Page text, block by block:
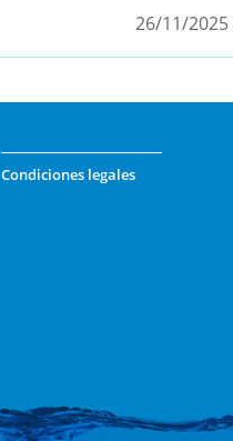
26/11/2025
Condiciones legales